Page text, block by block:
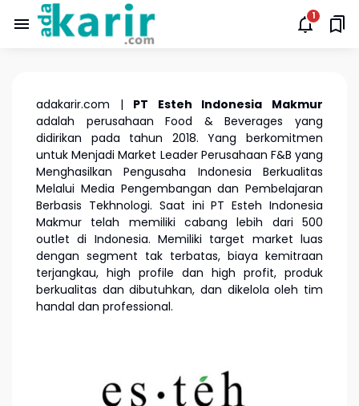
adakarir.com | PT Esteh Indonesia Makmur
adalah perusahaan Food & Beverages yang
didirikan pada tahun 2018. Yang berkomitmen
untuk Menjadi Market Leader Perusahaan F&B yang
Menghasilkan Pengusaha Indonesia Berkualitas
Melalui Media Pengembangan dan Pembelajaran
Berbasis Tekhnologi. Saat ini PT Esteh Indonesia
Makmur telah memiliki cabang lebih dari 500
outlet di Indonesia. Memiliki target market luas
dengan segment tak terbatas, biaya kemitraan
terjangkau, high profile dan high profit, produk
berkualitas dan dibutuhkan, dan dikelola oleh tim
handal dan professional.